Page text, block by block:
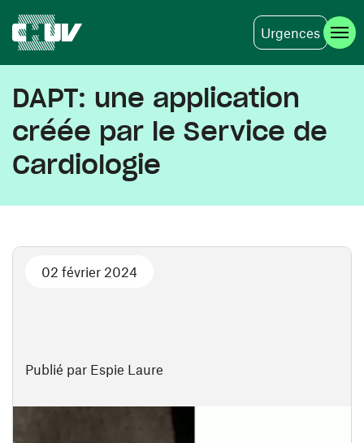
Urgences
DAPT: une application
créée par le Service de
Cardiologie
Publié par Espie Laure
02 février 2024